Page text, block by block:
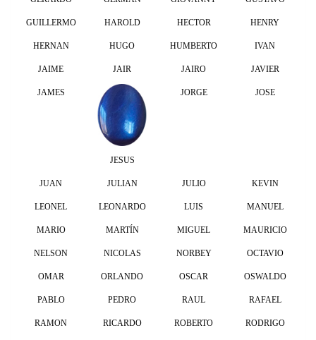
GUILLERMO HAROLD HECTOR HENRY
HERNAN HUGO HUMBERTO IVAN
JAIME JAIR JAIRO JAVIER
JAMES
JESUS
JORGE JOSE
JUAN JULIAN JULIO KEVIN
LEONEL LEONARDO LUIS MANUEL
MARIO MARTÍN MIGUEL MAURICIO
NELSON NICOLAS NORBEY OCTAVIO
OMAR ORLANDO OSCAR OSWALDO
PABLO PEDRO RAUL RAFAEL
RAMON RICARDO ROBERTO RODRIGO